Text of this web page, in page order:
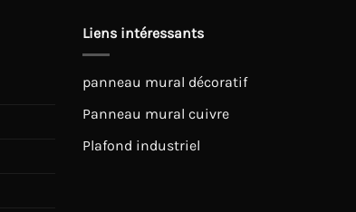
Liens intéressants
panneau mural décoratif
Panneau mural cuivre
Plafond industriel